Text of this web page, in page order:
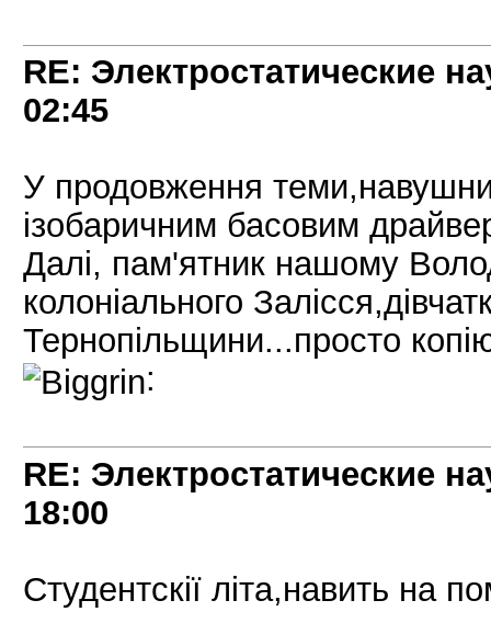
RE: Электростатические
02:45
У продовження
iзобаричним басовим
Далi, пам'ятник нашому
колонiального
Тернопiльщини...просто
:
RE: Электростатические
18:00
Студентскії лiта,навить на